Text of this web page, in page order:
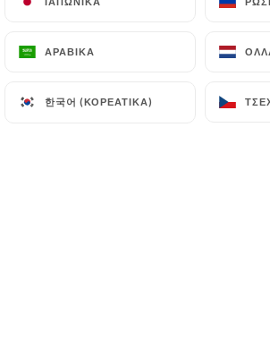
ΑΡΑΒΙΚΆ
한국어 (ΚΟΡΕΆΤΙΚΑ)
ΑΡΑΒΙΚΆ
한국어 (ΚΟΡΕΆΤΙΚΑ)